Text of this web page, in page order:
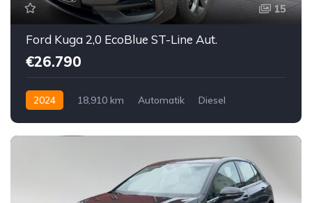
15
Ford Kuga 2,0 EcoBlue ST-Line Aut.
€26.790
2024 18,910 km Automatik
Diesel